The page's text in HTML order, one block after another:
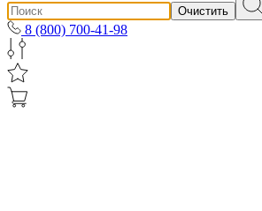
Очистить
8 (800) 700-41-98